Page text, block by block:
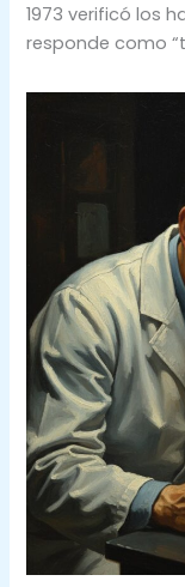
1973 verificó los
responde como